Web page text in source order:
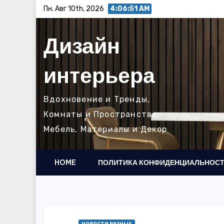
содержимому
Пн. Авг 10th, 2026 4:06:52 AM
Дизайн
интерьера
Вдохновение и Тренды,
Комнаты и Пространства,
Мебель, Материалы и Декор
HOME ПОЛИТИКА